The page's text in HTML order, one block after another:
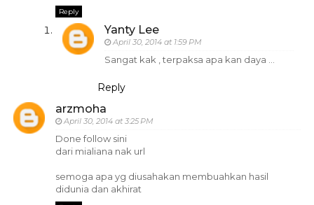
Reply
Yanty Lee
April 30, 2014 at 1:59 PM
Sangat kak , terpaksa apa kan daya ...
Reply
arzmoha
April 30, 2014 at 3:25 PM
Done follow sini
dari mialiana nak url
semoga apa yg diusahakan membuahkan hasil
didunia dan akhirat